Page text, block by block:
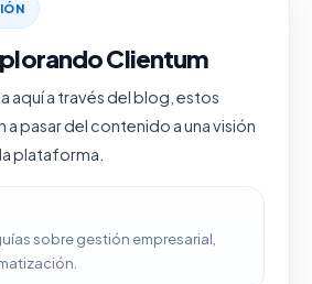
Clientum
aquí a través del blog, estos
a pasar del contenido a una visión
plataforma.
sobre gestión empresarial,